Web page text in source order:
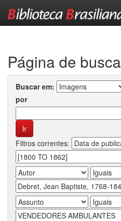
Página de busca
Buscar em:
por
Filtros correntes: